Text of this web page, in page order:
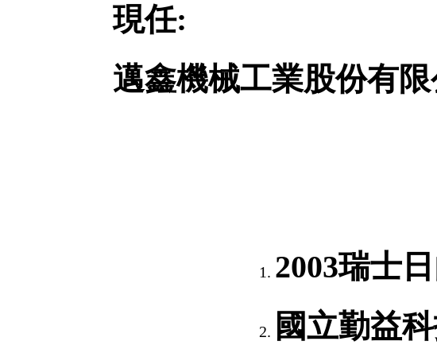
現任:
邁鑫機械工業股份有
2003瑞士
國立勤益